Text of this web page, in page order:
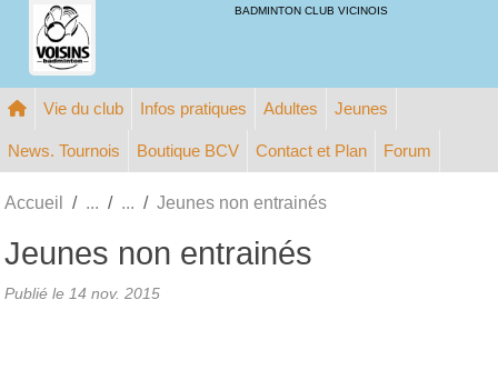
BADMINTON CLUB VICINOIS
Vie du club Infos pratiques Adultes Jeunes
News. Tournois Boutique BCV Contact et Plan Forum
Accueil Jeunes non entrainés
Jeunes non entrainés
Publié le 14 nov. 2015
Panneau de gestion des cookies